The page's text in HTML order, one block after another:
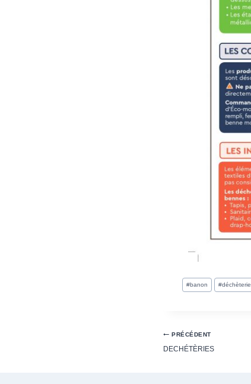
#banon #déchèterie
PRÉCÉDENT
DECHÉTÈRIES